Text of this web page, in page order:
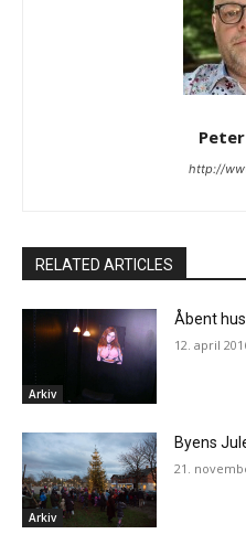
http://
RELATED ARTICLES
Arkiv
Åbent
12. april
Arkiv
Byens
21.